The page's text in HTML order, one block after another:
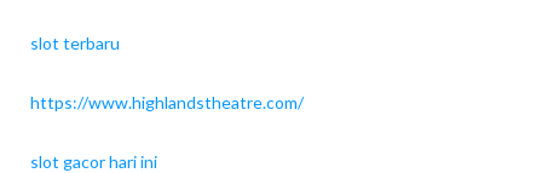
slot terbaru
https://www.highlandstheatre.com/
slot gacor hari ini